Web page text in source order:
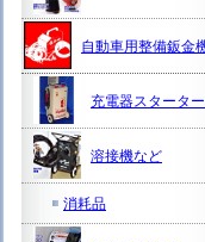
自動車用整備鈑金
充電器スタータ
溶接機など
消耗品